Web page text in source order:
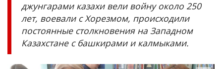
джунгарами казахи вели войну около 250
лет, воевали с Хорезмом, происходили
постоянные столкновения на Западном
Казахстане с башкирами и калмыками.